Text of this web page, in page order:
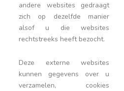
andere websites gedraagt
zich op dezelfde manier
alsof u die websites
rechtstreeks heeft bezocht.
Deze externe websites
kunnen gegevens over u
verzamelen, cookies